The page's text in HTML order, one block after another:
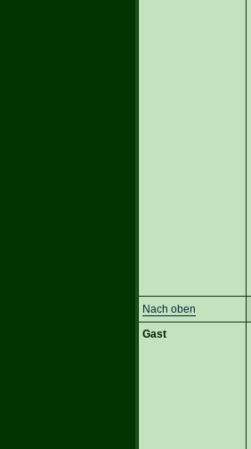
Nach oben
Gast